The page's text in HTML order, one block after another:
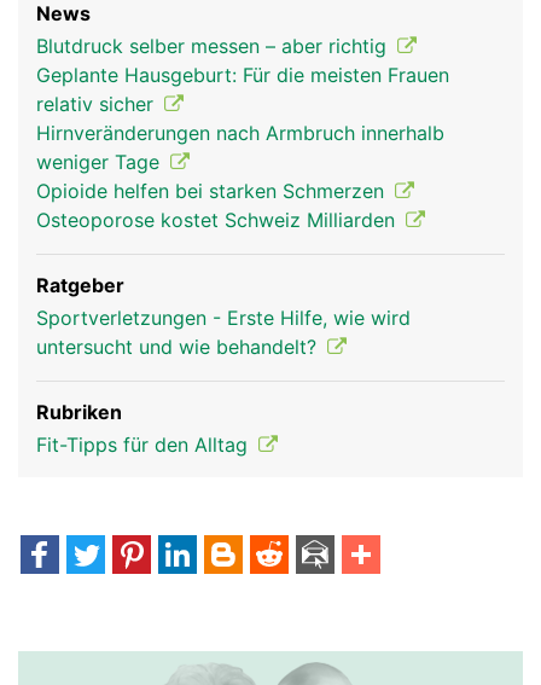
News
Blutdruck selber messen – aber richtig
Geplante Hausgeburt: Für die meisten Frauen
relativ sicher
Hirnveränderungen nach Armbruch innerhalb
weniger Tage
Opioide helfen bei starken Schmerzen
Osteoporose kostet Schweiz Milliarden
Ratgeber
Sportverletzungen - Erste Hilfe, wie wird
untersucht und wie behandelt?
Rubriken
Fit-Tipps für den Alltag